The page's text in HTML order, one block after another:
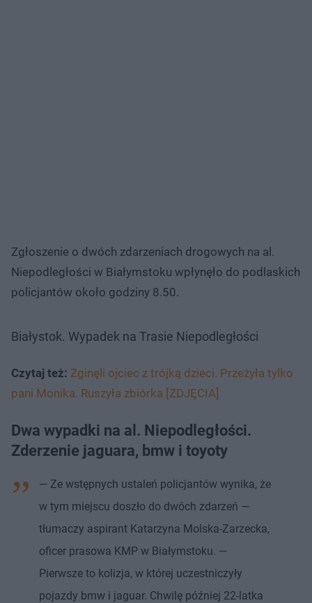
Zgłoszenie o dwóch zdarzeniach drogowych na al.
Niepodległości w Białymstoku wpłynęło do podlaskich
policjantów około godziny 8.50.
Białystok. Wypadek na Trasie Niepodległości
Czytaj też: Zginęli ojciec z trójką dzieci. Przeżyła tylko
pani Monika. Ruszyła zbiórka [ZDJĘCIA]
Dwa wypadki na al. Niepodległości.
Zderzenie jaguara, bmw i toyoty
— Ze wstępnych ustaleń policjantów wynika, że
w tym miejscu doszło do dwóch zdarzeń —
tłumaczy aspirant Katarzyna Molska-Zarzecka,
oficer prasowa KMP w Białymstoku. —
Pierwsze to kolizja, w której uczestniczyły
pojazdy bmw i jaguar. Chwilę później 22-latka